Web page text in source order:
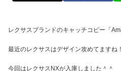
レクサスブランドのキャッチコピー「
最近のレクサスはデザイン攻めてますね！
今回はレクサスNXが入庫しました＾＾